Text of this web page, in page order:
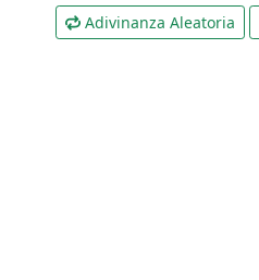
Adivinanza Aleatoria